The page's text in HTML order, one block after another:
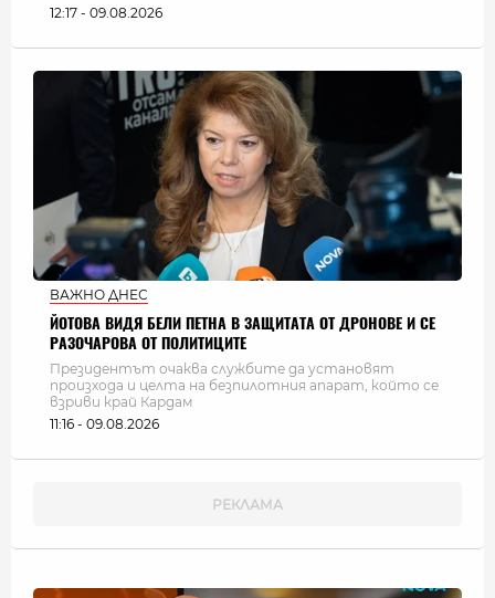
12:17 - 09.08.2026
ВАЖНО ДНЕС
ЙОТОВА ВИДЯ БЕЛИ ПЕТНА В ЗАЩИТАТА ОТ ДРОНОВЕ И СЕ
РАЗОЧАРОВА ОТ ПОЛИТИЦИТЕ
Президентът очаква службите да установят
произхода и целта на безпилотния апарат, който се
взриви край Кардам
11:16 - 09.08.2026